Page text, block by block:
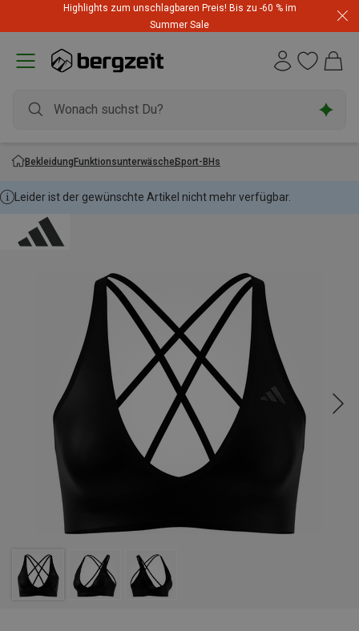
Highlights zum unschlagbaren Preis! Bis zu -60 % im
Summer Sale
BekleidungFunktionsunterwäscheSport-BHs
Leider ist der gewünschte Artikel nicht mehr verfügbar.